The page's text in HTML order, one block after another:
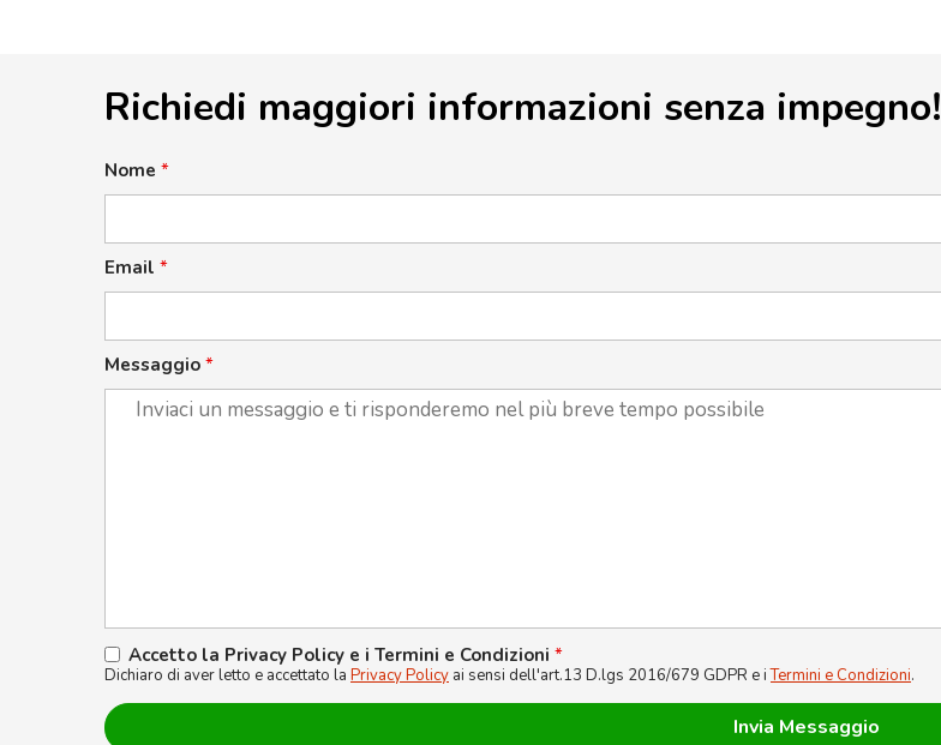
Richiedi maggiori informazioni senza impegno!
Nome *
Email *
Messaggio *
Accetto la Privacy Policy e i Termini e Condizioni *
Dichiaro di aver letto e accettato la Privacy Policy ai sensi dell'art.13 D.lgs 2016/679 GDPR e iTermini e Condizioni.